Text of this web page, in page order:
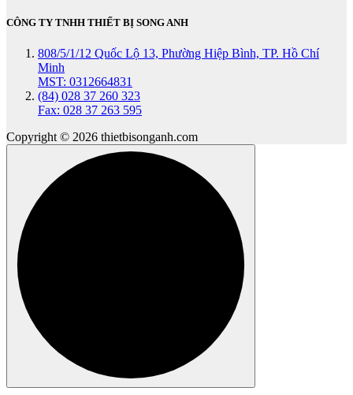
CÔNG TY TNHH THIẾT BỊ SONG ANH
808/5/1/12 Quốc Lộ 13, Phường Hiệp Bình, TP. Hồ Chí
Minh
MST: 0312664831
(84) 028 37 260 323
Fax: 028 37 263 595
Copyright © 2026 thietbisonganh.com